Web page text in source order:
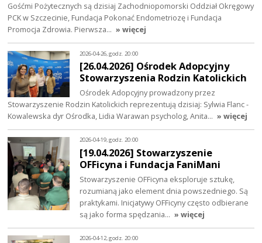
Gośćmi Pożytecznych są dzisiaj Zachodniopomorski Oddział Okręgowy
PCK w Szczecinie, Fundacja Pokonać Endometriozę i Fundacja
Promocja Zdrowia. Pierwsza… » więcej
2026-04-26, godz. 20:00
[26.04.2026] Ośrodek Adopcyjny
Stowarzyszenia Rodzin Katolickich
Ośrodek Adopcyjny prowadzony przez
Stowarzyszenie Rodzin Katolickich reprezentują dzisiaj: Sylwia Flanc -
Kowalewska dyr Ośrodka, Lidia Warawan psycholog, Anita… » więcej
2026-04-19, godz. 20:00
[19.04.2026] Stowarzyszenie
OFFicyna i Fundacja FaniMani
Stowarzyszenie OFFicyna eksploruje sztukę,
rozumianą jako element dnia powszedniego. Są
praktykami. Inicjatywy OFFicyny często odbierane
są jako forma spędzania… » więcej
2026-04-12, godz. 20:00